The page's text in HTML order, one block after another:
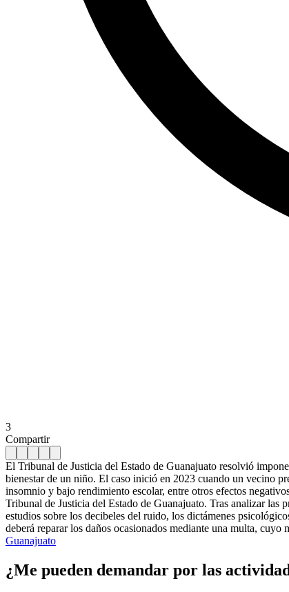
3
Compartir
El Tribunal de Justicia del Estado de Guanajuato resolvió
bienestar de un niño. El caso inició en 2023 cuando un vecino
insomnio y bajo rendimiento escolar, entre otros efectos
Tribunal de Justicia del Estado de Guanajuato. Tras analizar las
estudios sobre los decibeles del ruido, los dictámenes
deberá reparar los daños ocasionados mediante una multa,
Guanajuato
¿Me pueden demandar por las